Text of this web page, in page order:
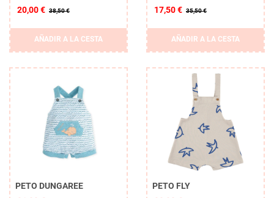
APLICAR
20,00 € 38,50 €
AÑADIR A LA CESTA
17,50 € 35,50 €
AÑADIR A LA CESTA
PETO DUNGAREE
PETO FLY